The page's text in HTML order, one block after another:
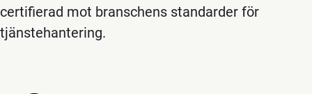
certifierad mot branschens standarder för
tjänstehantering.